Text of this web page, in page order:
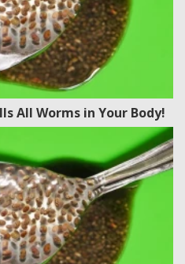
All Worms in Your Body!